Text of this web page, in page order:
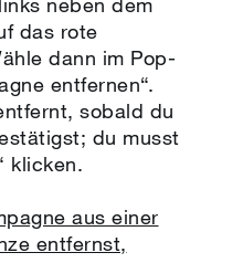
das rote
dann im Pop-
entfernen“.
sobald du
du musst
klicken.
aus einer
entfernst,